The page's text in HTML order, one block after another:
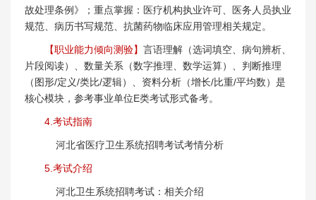
故处理条例》；重点掌握：医疗机构执业许可、医务人员执业
规范、病历书写规范、抗菌药物临床应用管理相关规定。
【职业能力倾向测验】 言语理解（选词填空、病句辨析、
片段阅读）、数量关系（数字推理、数学运算）、判断推理
（图形/定义/类比/逻辑）、资料分析（增长/比重/平均数）是
核心模块，参考事业单位E类考试形式备考。
4.考试指南
河北省医疗卫生系统招聘考试考情分析
5.考试介绍
河北卫生系统招聘考试：相关介绍